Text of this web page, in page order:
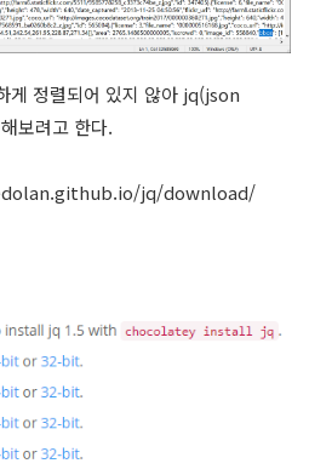
정렬되어 있지 않아 jq(json
보려고 한다.
jq/download/